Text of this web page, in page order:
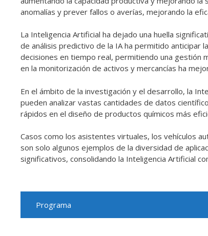
anomalías y prever fallos o averías, mejorando la
La Inteligencia Artificial ha dejado una huella
de análisis predictivo de la IA ha permitido anticipar
decisiones en tiempo real, permitiendo una gestión
en la monitorización de activos y mercancías ha
En el ámbito de la investigación y el desarrollo, la
pueden analizar vastas cantidades de datos
rápidos en el diseño de productos químicos más
Casos como los asistentes virtuales, los vehículos
son solo algunos ejemplos de la diversidad de
significativos, consolidando la Inteligencia Artificial
Programa